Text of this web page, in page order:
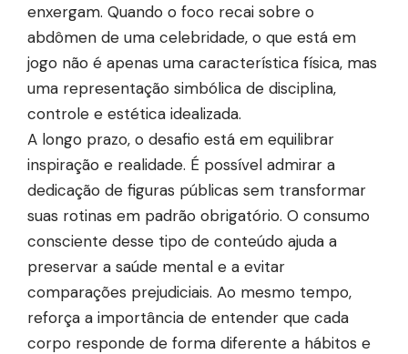
enxergam. Quando o foco recai sobre o
abdômen de uma celebridade, o que está em
jogo não é apenas uma característica física, mas
uma representação simbólica de disciplina,
controle e estética idealizada.
A longo prazo, o desafio está em equilibrar
inspiração e realidade. É possível admirar a
dedicação de figuras públicas sem transformar
suas rotinas em padrão obrigatório. O consumo
consciente desse tipo de conteúdo ajuda a
preservar a saúde mental e a evitar
comparações prejudiciais. Ao mesmo tempo,
reforça a importância de entender que cada
corpo responde de forma diferente a hábitos e